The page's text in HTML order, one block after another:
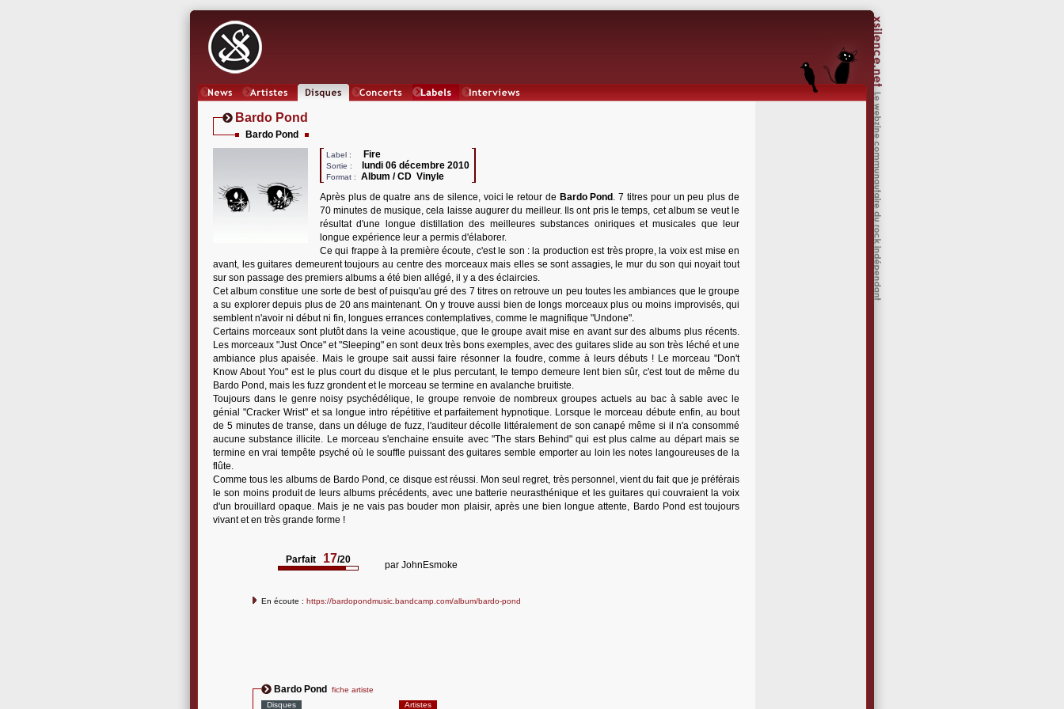
Bardo Pond
Bardo Pond
Label : Fire
Sortie : lundi 06 décembre 2010
Format :
Album / CD Vinyle
Après plus de quatre ans de silence, voici le retour de Bardo Pond . 7 titres pour un peu plus de
70 minutes de musique, cela laisse augurer du meilleur. Ils ont pris le temps, cet album se veut le
résultat d'une longue distillation des meilleures substances oniriques et musicales que leur
longue expérience leur a permis d'élaborer.
Ce qui frappe à la première écoute, c'est le son : la production est très propre, la voix est mise en
avant, les guitares demeurent toujours au centre des morceaux mais elles se sont assagies, le mur du son qui noyait tout
sur son passage des premiers albums a été bien allégé, il y a des éclaircies.
Cet album constitue une sorte de best of puisqu'au gré des 7 titres on retrouve un peu toutes les ambiances que le groupe
a su explorer depuis plus de 20 ans maintenant. On y trouve aussi bien de longs morceaux plus ou moins improvisés, qui
semblent n'avoir ni début ni fin, longues errances contemplatives, comme le magnifique "Undone".
Certains morceaux sont plutôt dans la veine acoustique, que le groupe avait mise en avant sur des albums plus récents.
Les morceaux "Just Once" et "Sleeping" en sont deux très bons exemples, avec des guitares slide au son très léché et une
ambiance plus apaisée. Mais le groupe sait aussi faire résonner la foudre, comme à leurs débuts ! Le morceau "Don't
Know About You" est le plus court du disque et le plus percutant, le tempo demeure lent bien sûr, c'est tout de même du
Bardo Pond, mais les fuzz grondent et le morceau se termine en avalanche bruitiste.
Toujours dans le genre noisy psychédélique, le groupe renvoie de nombreux groupes actuels au bac à sable avec le
génial "Cracker Wrist" et sa longue intro répétitive et parfaitement hypnotique. Lorsque le morceau débute enfin, au bout
de 5 minutes de transe, dans un déluge de fuzz, l'auditeur décolle littéralement de son canapé même si il n'a consommé
aucune substance illicite. Le morceau s'enchaine ensuite avec "The stars Behind" qui est plus calme au départ mais se
termine en vrai tempête psyché où le souffle puissant des guitares semble emporter au loin les notes langoureuses de la
flûte.
Comme tous les albums de Bardo Pond, ce disque est réussi. Mon seul regret, très personnel, vient du fait que je préférais
le son moins produit de leurs albums précédents, avec une batterie neurasthénique et les guitares qui couvraient la voix
d'un brouillard opaque. Mais je ne vais pas bouder mon plaisir, après une bien longue attente, Bardo Pond est toujours
vivant et en très grande forme !
Parfait 17/20 par JohnEsmoke
En écoute : https://bardopondmusic.bandcamp.com/album/bardo-pond
Bardo Pond
fiche artiste
Disques
Artistes